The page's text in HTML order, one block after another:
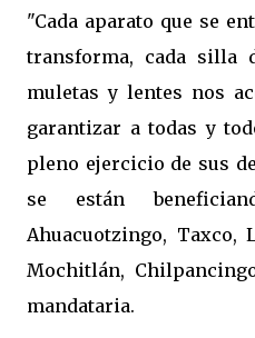
"Cada aparato que se
transforma, cada silla
muletas y lentes nos
garantizar a todas y
pleno ejercicio de sus
se están
Ahuacuotzingo, Taxco,
Mochitlán,
mandataria.